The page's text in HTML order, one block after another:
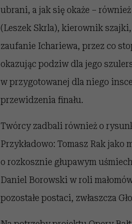
ubrani, a jak się okaże –
(Leszek Skrla), kierownik
zaufanie Ichariewa, przez co
okazując podziw dla jego
w przygotowanej dla niego
przewidzenia finału.
Twórcy zadbali również o
Przykładowo: Tomasz Rak jako
o rozkosznie głupawym
Daniel Borowski w roli
pozostałe postaci, zwłaszcza